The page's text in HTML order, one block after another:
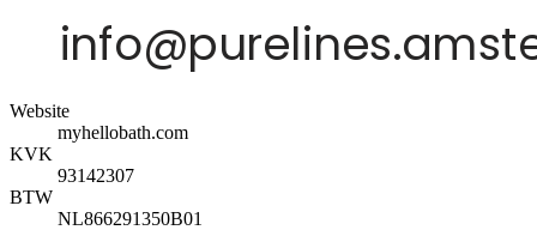
Website
myhellobath.com
KVK
93142307
BTW
NL866291350B01